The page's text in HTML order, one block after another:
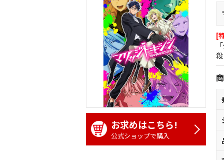
お求めはこちら!
公式ショップで購入
[